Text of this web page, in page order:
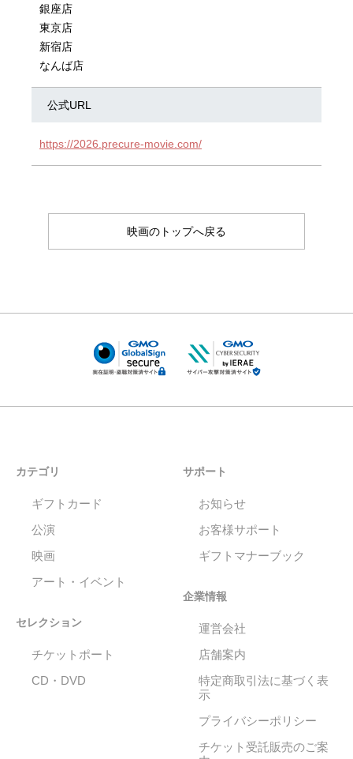
銀座店
東京店
新宿店
なんば店
公式URL
https://2026.precure-movie.com/
映画のトップへ戻る
カテゴリ
ギフトカード
公演
映画
アート・イベント
セレクション
チケットポート
CD・DVD
サポート
お知らせ
お客様サポート
ギフトマナーブック
企業情報
運営会社
店舗案内
特定商取引法に基づく表
示
プライバシーポリシー
チケット受託販売のご案